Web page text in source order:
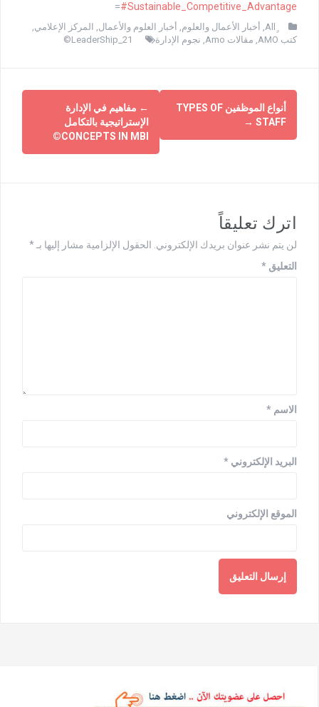
=#Sustainable_Competitive_Advantage
, أخبار الأعمال والعلوم, أخبار العلوم والأعمال , المركز الإعلامي ,
كتب AMO
, مقالات Amo , نجوم الإدارة LeaderShip_21©
← مفاهيم في الإدارة
الإستراتيجية بالتكامل
CONCEPTS IN MBI©
أنواع الموظفين TYPES OF
STAFF
→
اترك تعليقاً
لن يتم نشر عنوان بريدك الإلكتروني. الحقول الإلزامية مشار إليها بـ*
التعليق *
الاسم *
البريد الإلكتروني *
الموقع الإلكتروني